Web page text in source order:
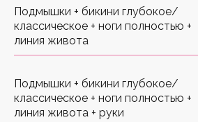
Подмышки + бикини глубокое/
классическое + ноги полностью +
линия живота
Подмышки + бикини глубокое/
классическое + ноги полностью +
линия живота + руки